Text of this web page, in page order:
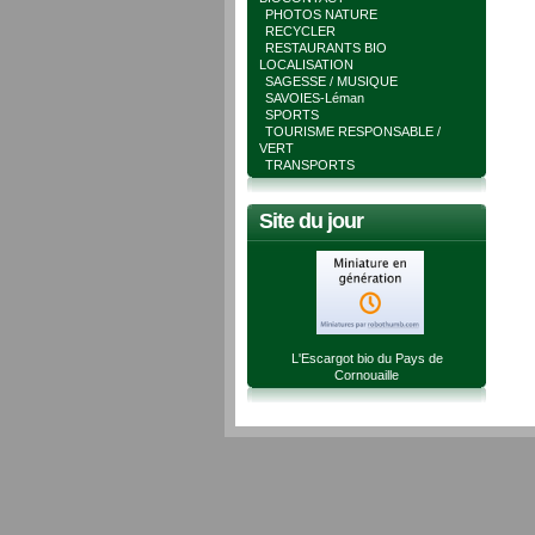
PHOTOS NATURE
RECYCLER
RESTAURANTS BIO
LOCALISATION
SAGESSE / MUSIQUE
SAVOIES-Léman
SPORTS
TOURISME RESPONSABLE /
VERT
TRANSPORTS
Site du jour
L'Escargot bio du Pays de
Cornouaille